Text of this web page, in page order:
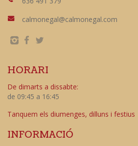
calmonegal@calmonegal.com
HORARI
De dimarts a dissabte:
de 09:45 a 16:45
Tanquem els diumenges, dilluns i festius
INFORMACIÓ